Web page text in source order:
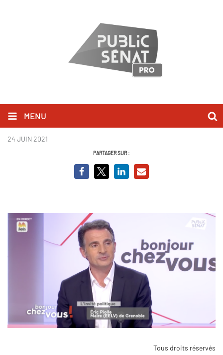
MENU
Éric Piolle_BCV.png
24 JUIN 2021
PARTAGER SUR :
Tous droits réservés